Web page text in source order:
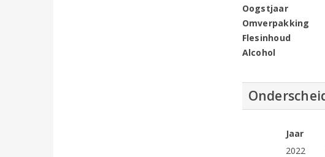
Oogstjaar
Omverpakking
Flesinhoud
Alcohol
Jaar
2022